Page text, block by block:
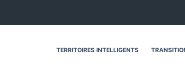
TERRITOIRES INTELLIGENTS